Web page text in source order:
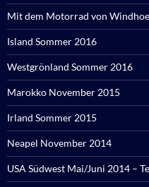
Mit dem Motorrad von
Island Sommer 2016
Westgrönland Sommer 2016
Marokko November 2015
Irland Sommer 2015
Neapel November 2014
USA Südwest Mai/Juni 2014 –